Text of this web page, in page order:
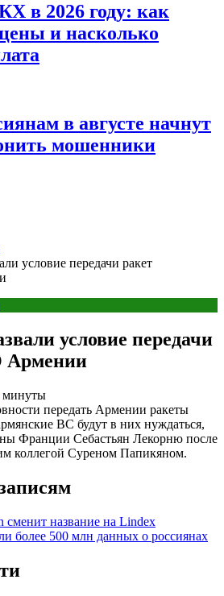
в 2026 году: как
и насколько
в августе начнут
мошенники
условие передачи ракет
условие передачи
Армении
минуты
передать Армении ракеты
ВС будут в них нуждаться,
Франции Себастьян Лекорню после
коллегой Суреном Папикяном.
сменит название на Lindex
более 500 млн данных о россиянах